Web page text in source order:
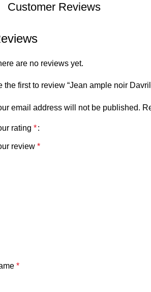
Customer Reviews
are no reviews yet.
the first to review “Jean ample noir
email address will not be published.
rating *
review *
*